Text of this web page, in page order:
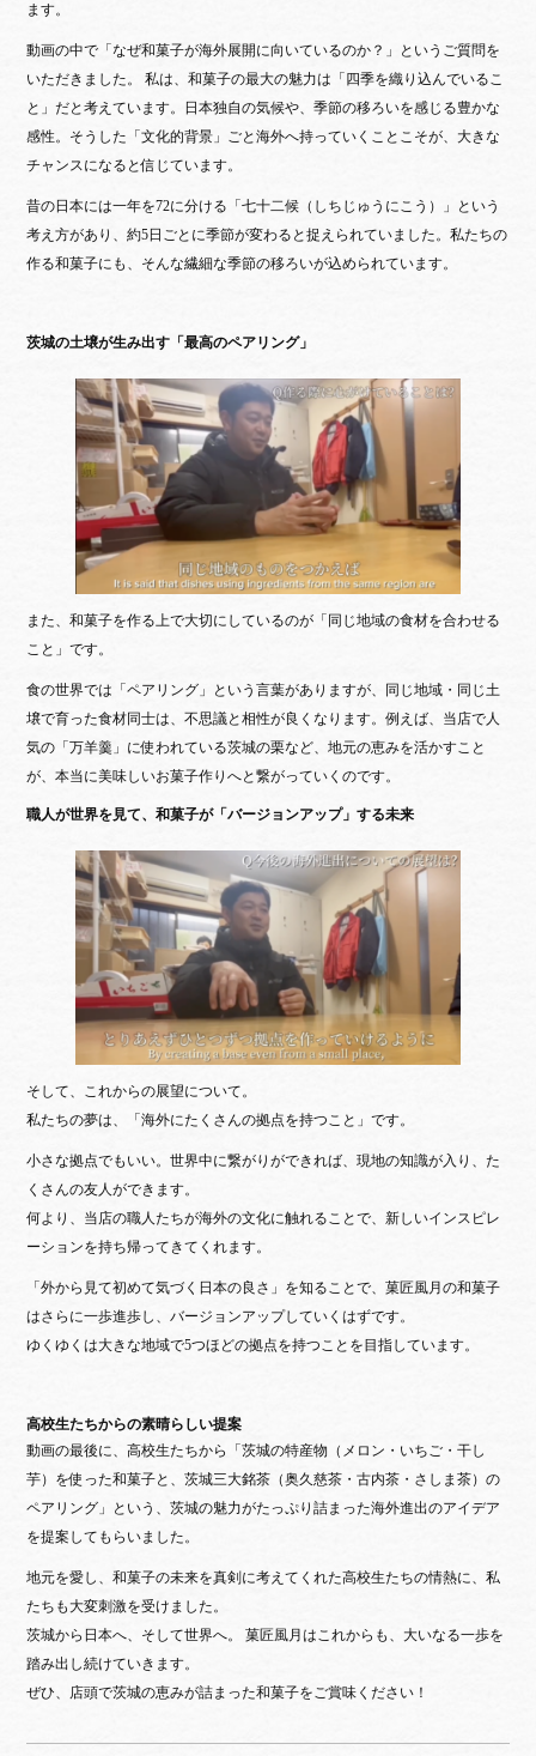
ます。
動画の中で「なぜ和菓子が海外展開に向いているのか？」というご質問を
いただきました。 私は、和菓子の最大の魅力は「四季を織り込んでいるこ
と」だと考えています。日本独自の気候や、季節の移ろいを感じる豊かな
感性。そうした「文化的背景」ごと海外へ持っていくことこそが、大きな
チャンスになると信じています。
昔の日本には一年を72に分ける「七十二候（しちじゅうにこう）」という
考え方があり、約5日ごとに季節が変わると捉えられていました。私たちの
作る和菓子にも、そんな繊細な季節の移ろいが込められています。
茨城の土壌が生み出す「最高のペアリング」
また、和菓子を作る上で大切にしているのが「同じ地域の食材を合わせる
こと」です。
食の世界では「ペアリング」という言葉がありますが、同じ地域・同じ土
壌で育った食材同士は、不思議と相性が良くなります。例えば、当店で人
気の「万羊羹」に使われている茨城の栗など、地元の恵みを活かすこと
が、本当に美味しいお菓子作りへと繋がっていくのです。
職人が世界を見て、和菓子が「バージョンアップ」する未来
そして、これからの展望について。
私たちの夢は、「海外にたくさんの拠点を持つこと」です。
小さな拠点でもいい。世界中に繋がりができれば、現地の知識が入り、た
くさんの友人ができます。
何より、当店の職人たちが海外の文化に触れることで、新しいインスピレ
ーションを持ち帰ってきてくれます。
「外から見て初めて気づく日本の良さ」を知ることで、菓匠風月の和菓子
はさらに一歩進歩し、バージョンアップしていくはずです。
ゆくゆくは大きな地域で5つほどの拠点を持つことを目指しています。
高校生たちからの素晴らしい提案
動画の最後に、高校生たちから「茨城の特産物（メロン・いちご・干し
芋）を使った和菓子と、茨城三大銘茶（奥久慈茶・古内茶・さしま茶）の
ペアリング」という、茨城の魅力がたっぷり詰まった海外進出のアイデア
を提案してもらいました。
地元を愛し、和菓子の未来を真剣に考えてくれた高校生たちの情熱に、私
たちも大変刺激を受けました。
茨城から日本へ、そして世界へ。 菓匠風月はこれからも、大いなる一歩を
踏み出し続けていきます。
ぜひ、店頭で茨城の恵みが詰まった和菓子をご賞味ください！